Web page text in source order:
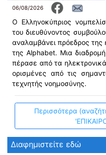
06/08/2026
Ο Ελληνοκύπριος
του διευθύνοντος
αναλαμβάνει πρόεδρος της
της Alphabet. Μια
πέρασε από τα
ορισμένες από τις
τεχνητής νοημοσύνης.
Περισσότερα
Διαφημιστείτε εδώ